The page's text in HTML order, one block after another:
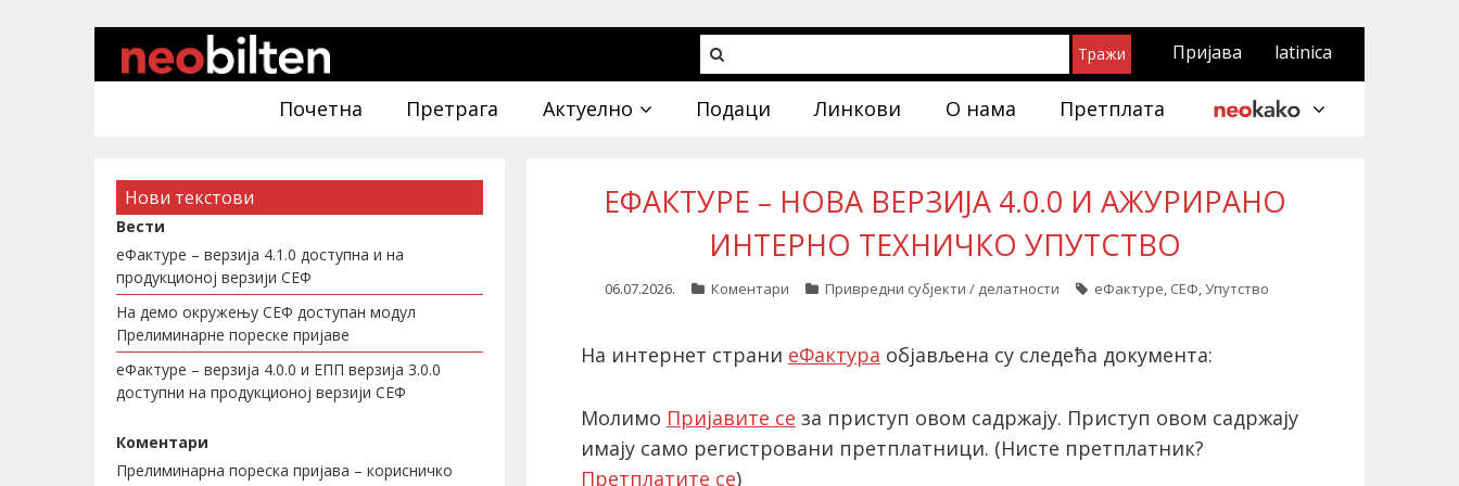
Пријава latinica
Почетна Претрага Актуелно Подаци Линкови О нама Претплата
ЕФАКТУРЕ – НОВА ВЕРЗИЈА 4.0.0 И АЖУРИРАНО
ИНТЕРНО ТЕХНИЧКО УПУТСТВО
06.07.2026. Коментари Привредни субјекти / делатности еФактуре, СЕФ,Упутство
На интернет страни еФактура објављена су следећа документа:
Молимо Пријавите се за приступ овом садржају. Приступ овом садржају
имају само регистровани претплатници. (Нисте претплатник?
Претплатите се)
Нови текстови
Вести
еФактуре – верзија 4.1.0 доступна и на
продукционој верзији СЕФ
На демо окружењу СЕФ доступан модул
Прелиминарне пореске пријаве
еФактуре – верзија 4.0.0 и ЕПП верзија 3.0.0
доступни на продукционој верзији СЕФ
Коментари
Прелиминарна пореска пријава – корисничко